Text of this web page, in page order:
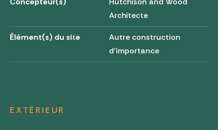
Architecte
Élément(s) du site
Autre construction
d'importance
EXTÉRIEUR